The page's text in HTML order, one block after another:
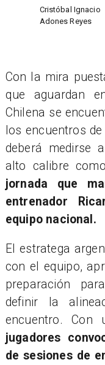
Cristóbal Ignacio
Adones Reyes
​Con la mira
que aguardan
Chilena se
los encuentros
deberá medirse
alto calibre
jornada que
entrenador
equipo nacional.
​El estratega
con el equipo,
preparación
definir la
encuentro. Con
jugadores
de sesiones de